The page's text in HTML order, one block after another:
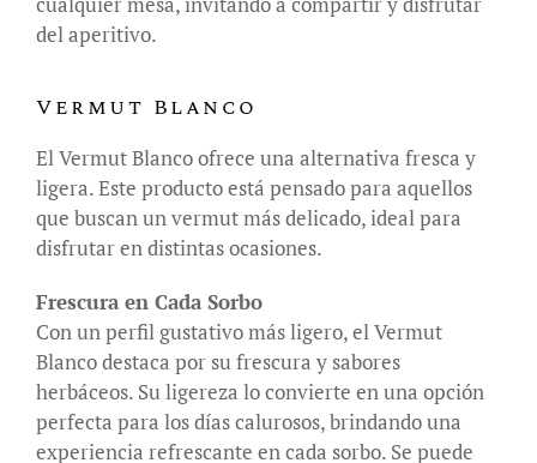
del aperitivo.
Vermut Blanco
El Vermut Blanco ofrece una alternativa fresca y
ligera. Este producto está pensado para aquellos
que buscan un vermut más delicado, ideal para
disfrutar en distintas ocasiones.
Frescura en Cada Sorbo
Con un perfil gustativo más ligero, el Vermut
Blanco destaca por su frescura y sabores
herbáceos. Su ligereza lo convierte en una opción
perfecta para los días calurosos, brindando una
experiencia refrescante en cada sorbo. Se puede